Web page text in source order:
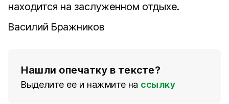
находится на заслуженном отдыхе.
Василий Бражников
Нашли опечатку в тексте?
Выделите ее и нажмите на ссылку